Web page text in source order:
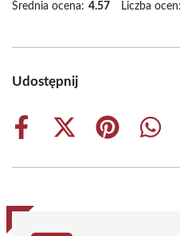
Średnia ocena: 4.57 Liczba ocen:
Udostępnij
Share
Share
(Twitter)
Share
Share